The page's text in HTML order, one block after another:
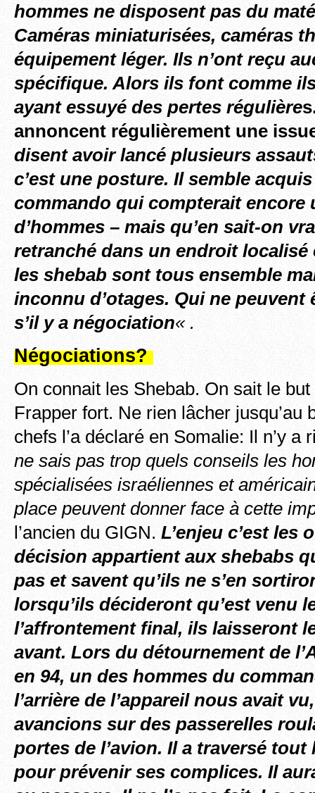
hommes ne disposent pas du
Caméras miniaturisées, caméras
équipement léger. Ils n’ont reçu
spécifique. Alors ils font comme
ayant essuyé des pertes régulière
annoncent régulièrement une
disent avoir lancé plusieurs
c’est une posture. Il semble
commando qui compterait encore
d’hommes – mais qu’en sait-on
retranché dans un endroit
les shebab sont tous ensemble
inconnu d’otages. Qui ne peuvent
s’il y a négociation« .
Négociations?
On connait les Shebab. On sait le
Frapper fort. Ne rien lâcher jusqu’au
chefs l’a déclaré en Somalie: Il n’y a
ne sais pas trop quels conseils les
spécialisées israéliennes et
place peuvent donner face à cette
l’ancien du GIGN. L’enjeu c’est les
décision appartient aux shebabs
pas et savent qu’ils ne s’en
lorsqu’ils décideront qu’est venu
l’affrontement final, ils laisseront
avant. Lors du détournement de
en 94, un des hommes du
l’arrière de l’appareil nous avait
avancions sur des passerelles
portes de l’avion. Il a traversé tout
pour prévenir ses complices. Il